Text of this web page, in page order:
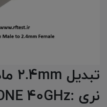
نری :RFONE 40GHz